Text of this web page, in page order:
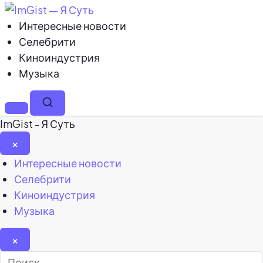
Интересные новости
Селебрити
Киноиндустрия
Музыка
МенюПоиск
ImGist - Я Суть
×
Закрыть
меню
Интересные новости
Селебрити
Киноиндустрия
Музыка
×
Найти: